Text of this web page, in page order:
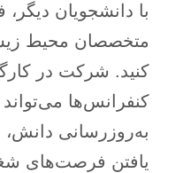
با دانشجویان دیگر،
متخصصان محیط زیست
کنید. شرکت در
کنفرانس‌ها می‌تواند
به‌روزرسانی دانش،
یافتن فرصت‌های